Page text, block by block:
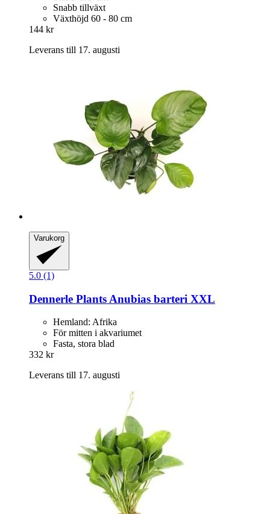
Snabb tillväxt
Växthöjd 60 - 80 cm
144 kr
Leverans till 17. augusti
Varukorg
5.0 (1)
Dennerle Plants Anubias barteri XXL
Hemland: Afrika
För mitten i akvariumet
Fasta, stora blad
332 kr
Leverans till 17. augusti